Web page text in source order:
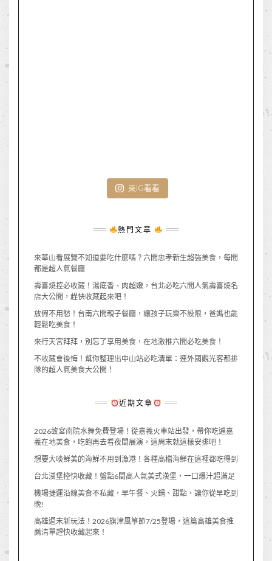
來IG看看
熱門文章
來華山看展覽不知道要吃什麼嗎？六間忠孝新生超強美食，每間
都是超人氣餐廳
壽喜燒控必收藏！湯底香、肉超嫩，台北必吃六間人氣壽喜燒名
店大公開，趕快收藏起來吧！
放假不用愁！台南六間親子餐廳，讓孩子玩樂不設限，爸媽也能
輕鬆吃美食！
來行天宮拜拜，別忘了享用美食，在地激推六間必吃美食！
不收藏會後悔！幫你整理出中山站必吃清單：連外國觀光客都排
隊的超人氣美食大公開！
近期文章
2026故宮南院水舞免費登場！從嘉義火車站出發，帶你吃遍嘉
義在地美食，吃飽再去看夜間展演，這周末就這樣安排吧！
想要大啖鮮美的海鮮不用到漁港！各種高檔海鮮在這裡都吃得到
台北漢堡控快收藏！盤點6間高人氣美式漢堡，一口爆汁超滿足
機場捷運沿線美食不私藏，早午餐、火鍋、甜點，讓你從早吃到
晚!
高雄週末新玩法！2026旗津風箏節7/25登場，這篇高雄美食推
薦清單趕快收藏起來！